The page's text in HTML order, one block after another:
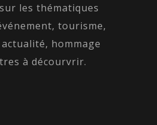
les thématiques
tourisme,
hommage
à décourvrir.